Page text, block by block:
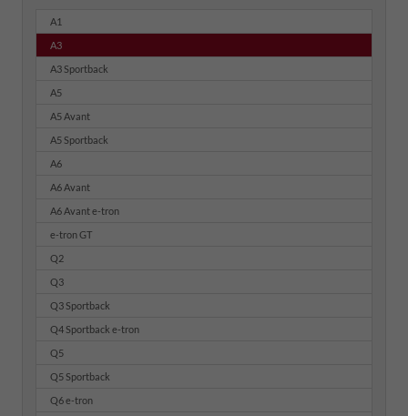
A1
A3
A3 Sportback
A5
A5 Avant
A5 Sportback
A6
A6 Avant
A6 Avant e-tron
e-tron GT
Q2
Q3
Q3 Sportback
Q4 Sportback e-tron
Q5
Q5 Sportback
Q6 e-tron